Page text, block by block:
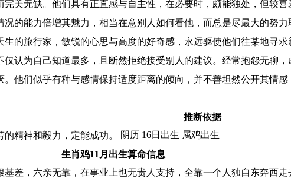
美无缺。他们具有正直感与自主性，在必要时，颇能独处，但较
的能力倍增其魅力，相当在意别人如何看他，而总是尽最大的努
的旅行家，敏锐的心思与高度的好奇感，永远驱使他们往某地寻
认为自己知道最多，且断然拒绝接受别人的建议。经常抱怨无聊
他们似乎有种与感情保持适度距离的倾向，并不善坦然公开其情感
推断依据
精神和毅力，定能成功。
阴历 16日出生 属鸡出生
生肖鸡11月出生算命信息
差，六亲无靠，在事业上也无贵人支持，全靠一个人独自东奔西